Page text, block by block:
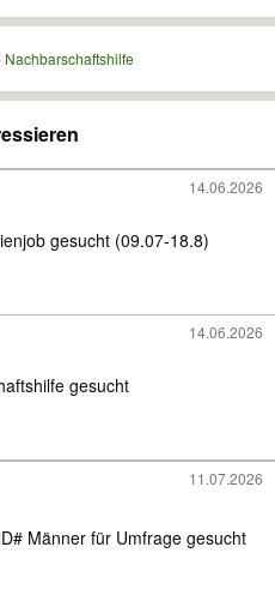
Nachbarschaftshilfe
14.06.2026
gesucht (09.07-18.8)
14.06.2026
gesucht
11.07.2026
Männer für Umfrage gesucht